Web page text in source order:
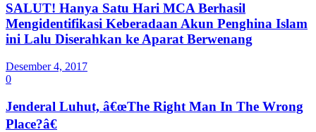
SALUT! Hanya Satu Hari MCA Berhasil
Mengidentifikasi Keberadaan Akun Penghina Islam
ini Lalu Diserahkan ke Aparat Berwenang
Desember 4, 2017
0
Jenderal Luhut, â€œThe Right Man In The Wrong
Place?â€